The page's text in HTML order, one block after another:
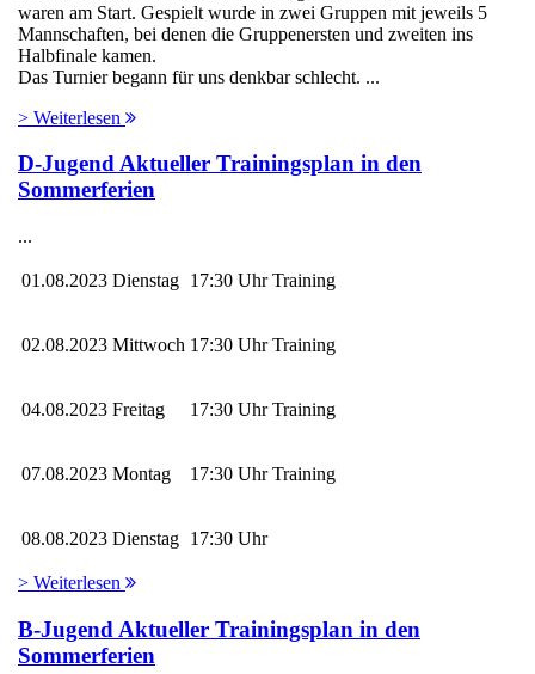
waren am Start. Gespielt wurde in zwei Gruppen mit jeweils 5
Mannschaften, bei denen die Gruppenersten und zweiten ins
Halbfinale kamen.
Das Turnier begann für uns denkbar schlecht. ...
> Weiterlesen
D-Jugend Aktueller Trainingsplan in den
Sommerferien
...
01.08.2023 Dienstag 17:30 Uhr Training
02.08.2023 Mittwoch 17:30 Uhr Training
04.08.2023 Freitag 17:30 Uhr Training
07.08.2023 Montag 17:30 Uhr Training
08.08.2023 Dienstag 17:30 Uhr
> Weiterlesen
B-Jugend Aktueller Trainingsplan in den
Sommerferien